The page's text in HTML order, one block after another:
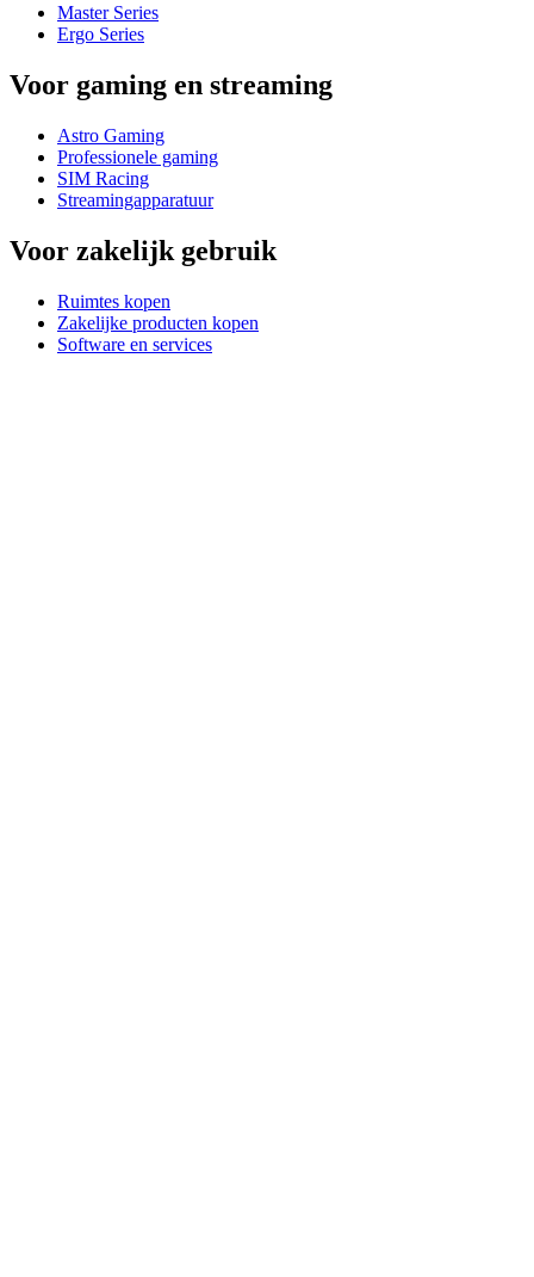
Master Series
Ergo Series
Voor gaming en streaming
Astro Gaming
Professionele gaming
SIM Racing
Streamingapparatuur
Voor zakelijk gebruik
Ruimtes kopen
Zakelijke producten kopen
Software en services